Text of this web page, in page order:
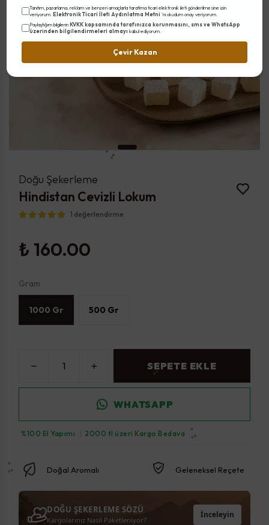
Doğu Şekerleme
Hindistan Cevizli Lokum
1 değerlendirme
₺ 160.00
Gram
1000 Gr 500 Gr
SEPETE EKLE
WHATSAPP
%100 El Yapımı 2000 tl üzeri Kargo Bedava
Doğal Aromalı Geleneksel Reçete
DOĞU ŞEKERLEME SÖZÜ
Kargolarınız Nasıl Paketleniyor? İnceleyin
Tanıtım, pazarlama, reklam ve benzeri amaçlarla tarafıma ticari elektronik ileti gönderilmesine izin
veriyorum. Elektronik Ticari İleti Aydınlatma Metni 'ni okudum onay veriyorum.
Paylaştığım bilgilerin KVKK kapsamında tarafınızca korunmasını, sms ve WhatsApp
üzerinden bilgilendirmeleri almayı kabul ediyorum.
Çevir Kazan